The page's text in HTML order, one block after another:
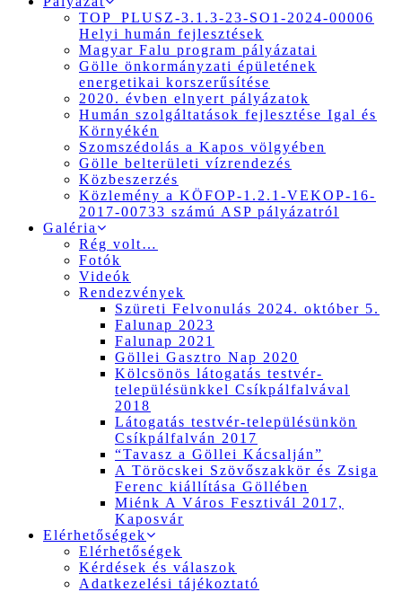
TOP_PLUSZ-3.1.3-23-SO1-2024-00006
Helyi humán fejlesztések
Magyar Falu program pályázatai
Gölle önkormányzati épületének
energetikai korszerűsítése
2020. évben elnyert pályázatok
Humán szolgáltatások fejlesztése Igal és
Környékén
Szomszédolás a Kapos völgyében
Gölle belterületi vízrendezés
Közbeszerzés
Közlemény a KÖFOP-1.2.1-VEKOP-16-
2017-00733 számú ASP pályázatról
Galéria
Rég volt…
Fotók
Videók
Rendezvények
Szüreti Felvonulás 2024. október 5.
Falunap 2023
Falunap 2021
Göllei Gasztro Nap 2020
Kölcsönös látogatás testvér-
településünkkel Csíkpálfalvával
2018
Látogatás testvér-településünkön
Csíkpálfalván 2017
“Tavasz a Göllei Kácsalján”
A Töröcskei Szövőszakkör és Zsiga
Ferenc kiállítása Göllében
Miénk A Város Fesztivál 2017,
Kaposvár
Elérhetőségek
Elérhetőségek
Kérdések és válaszok
Adatkezelési tájékoztató